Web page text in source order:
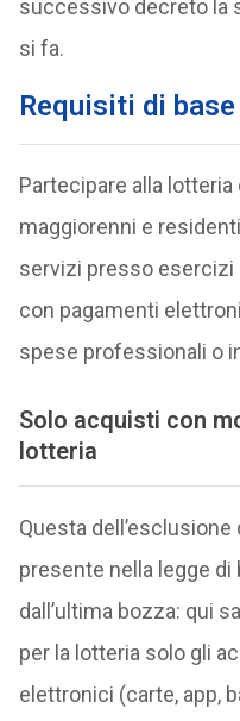
successivo decreto la
si fa.
Requisiti di
Partecipare alla
maggiorenni e
servizi presso
con pagamenti
spese professionali o
Solo acquisti con
lotteria
Questa
presente nella legge di
dall’ultima bozza: qui
per la lotteria solo gli
elettronici (carte, app,